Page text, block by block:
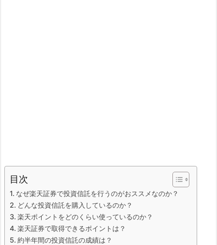
目次
なぜ楽天証券で投資信託を行うのがおススメなのか？
どんな投資信託を購入しているのか？
楽天ポイントをどのくらい使っているのか？
楽天証券で取得できるポイントは？
約半年間の投資信託の成績は？